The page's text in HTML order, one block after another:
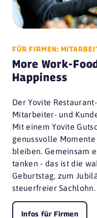
FÜR FIRMEN:
More Work-
Happiness
Der Yovite
Mitarbeiter- und
Mit einem Yovite
genussvolle
bleiben. Gemeinsam
tanken - das ist die
Geburtstag, zum
steuerfreier Sachlohn.
Infos für Firmen